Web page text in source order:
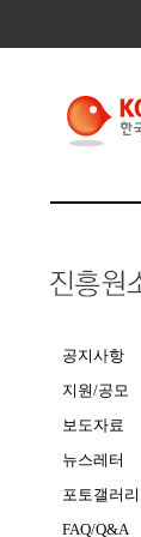
공지사항
지원/공모
보도자료
뉴스레터
포토갤러리
FAQ/Q&A